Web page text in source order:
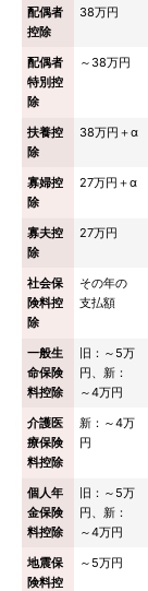
配偶者
控除
38万円
配偶者
特別控
除
～38万円
扶養控
除
38万円＋α
寡婦控
除
27万円＋α
寡夫控
除
27万円
社会保
険料控
除
その年の
支払額
一般生
命保険
料控除
旧：～5万
円、新：
～4万円
介護医
療保険
料控除
新：～4万
円
個人年
金保険
料控除
旧：～5万
円、新：
～4万円
地震保
険料控
～5万円